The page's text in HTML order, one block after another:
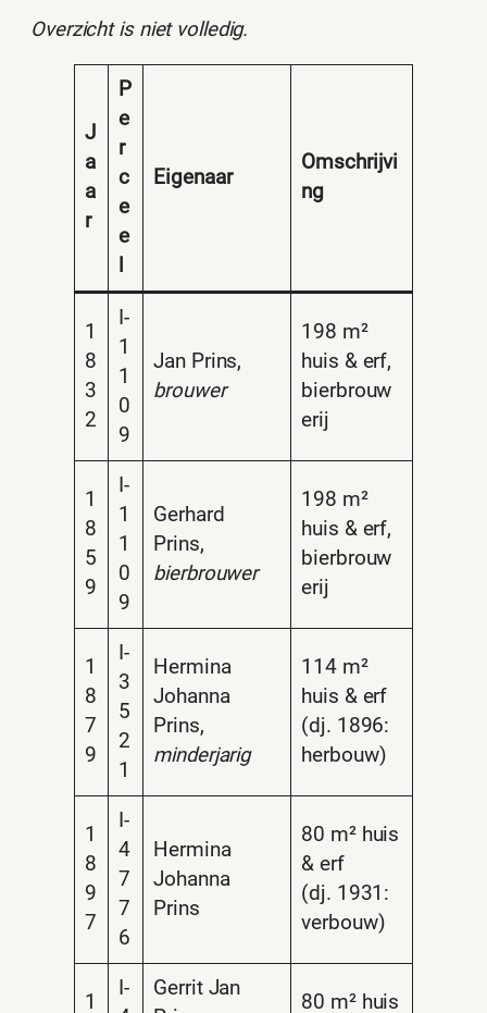
Overzicht is niet volledig.
J
a
a
r
P
e
r
c
e
e
Eigenaar
Omschrijvi
ng
1
8
3
2
I-
1
1
0
9
Jan Prins,
brouwer
198 m²
huis & erf,
bierbrouw
erij
1
8
5
9
I-
1
1
0
9
Gerhard
Prins,
bierbrouwer
198 m²
huis & erf,
bierbrouw
erij
1
8
7
9
I-
3
5
2
1
Hermina
Johanna
Prins,
minderjarig
114 m²
huis & erf
(dj. 1896:
herbouw)
1
8
9
7
I-
4
7
7
6
Hermina
Johanna
Prins
80 m² huis
& erf
(dj. 1931:
verbouw)
1
I-
Gerrit Jan
80 m² huis